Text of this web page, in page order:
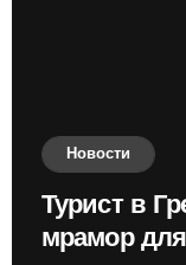
Новости
Турист в
мрамор